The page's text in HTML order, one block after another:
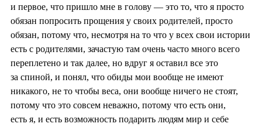
и первое, что пришло мне в голову — это то, что я просто
обязан попросить прощения у своих родителей, просто
обязан, потому что, несмотря на то что у всех свои истории
есть с родителями, зачастую там очень часто много всего
переплетено и так далее, но вдруг я оставил все это
за спиной, и понял, что обиды мои вообще не имеют
никакого, не то чтобы веса, они вообще ничего не стоят,
потому что это совсем неважно, потому что есть они,
есть я, и есть возможность подарить людям мир и себе